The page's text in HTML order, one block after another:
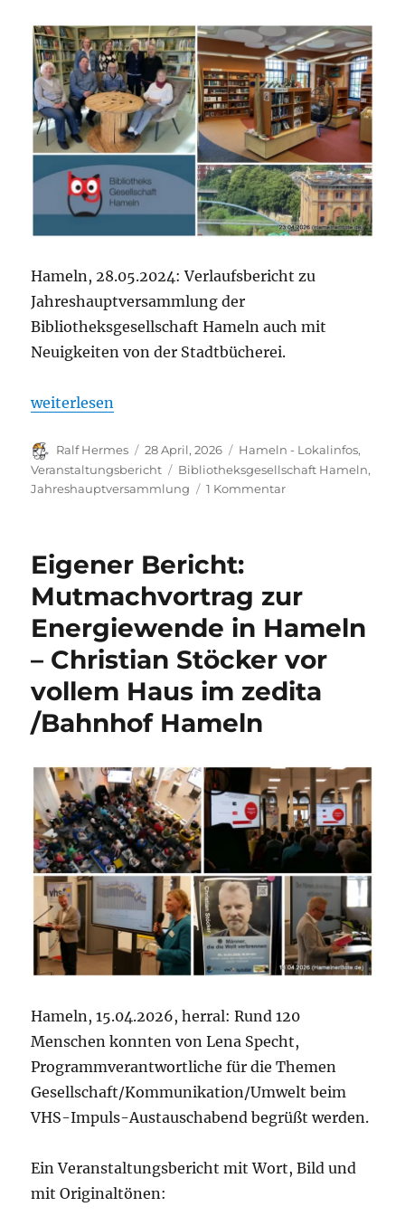
Hameln, 28.05.2024: Verlaufsbericht zu
Jahreshauptversammlung der
Bibliotheksgesellschaft Hameln auch mit
Neuigkeiten von der Stadtbücherei.
„Vorstand der Bibliotheksgesellschaft Hameln
weiterlesen
Autor
Ralf Hermes
Veröffentlicht
am
28 April, 2026 Kategorien
Hameln - Lokalinfos,
Veranstaltungsbericht
Schlagwörter
Bibliotheksgesellschaft Hameln,
Jahreshauptversammlung
1 Kommentarzu
bestätigt
–
Neues
von
der
Stadtbücherei
Eigener Bericht:
Mutmachvortrag zur
Energiewende in Hameln
– Christian Stöcker vor
vollem Haus im zedita
/Bahnhof Hameln
Hameln, 15.04.2026, herral: Rund 120
Menschen konnten von Lena Specht,
Programmverantwortliche für die Themen
Gesellschaft/Kommunikation/Umwelt beim
VHS-Impuls-Austauschabend begrüßt werden.
Ein Veranstaltungsbericht mit Wort, Bild und
mit Originaltönen: